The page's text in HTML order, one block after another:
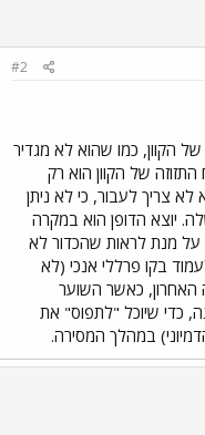
#2
הקוון, כמו שהוא לא מגדיר
של הקוון הוא רק
לא צריך לעבור, כי לא ניתן
יוצא הדופן הוא במקרה
על מנת לראות שהכדור לא
בקו פרללי אנכי (לא
האחרון, כאשר השוער
כדי שיוכל "לתפוס" את
במהלך המסירה.